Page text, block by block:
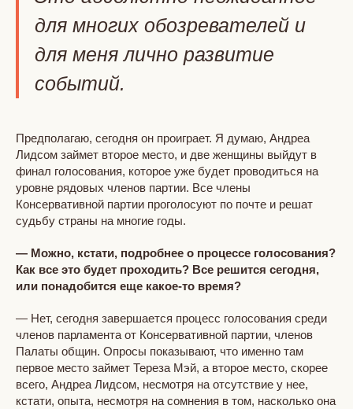
для многих обозревателей и
для меня лично развитие
событий.
Предполагаю, сегодня он проиграет. Я думаю, Андреа
Лидсом займет второе место, и две женщины выйдут в
финал голосования, которое уже будет проводиться на
уровне рядовых членов партии. Все члены
Консервативной партии проголосуют по почте и решат
судьбу страны на многие годы.
— Можно, кстати, подробнее о процессе голосования?
Как все это будет проходить? Все решится сегодня,
или понадобится еще какое-то время?
— Нет, сегодня завершается процесс голосования среди
членов парламента от Консервативной партии, членов
Палаты общин. Опросы показывают, что именно там
первое место займет Тереза Мэй, а второе место, скорее
всего, Андреа Лидсом, несмотря на отсутствие у нее,
кстати, опыта, несмотря на сомнения в том, насколько она